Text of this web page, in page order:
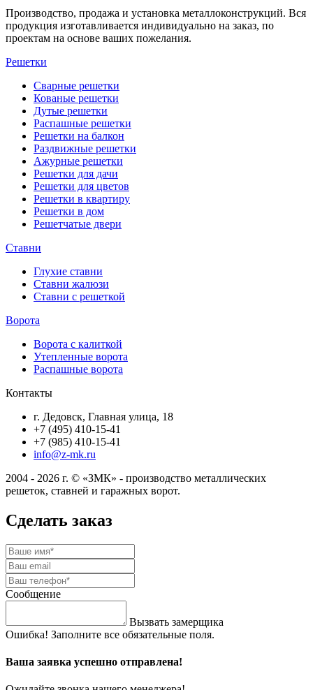
Производство, продажа и установка металлоконструкций. Вся
продукция изготавливается индивидуально на заказ, по
проектам на основе ваших пожелания.
Решетки
Сварные решетки
Кованые решетки
Дутые решетки
Распашные решетки
Решетки на балкон
Раздвижные решетки
Ажурные решетки
Решетки для дачи
Решетки для цветов
Решетки в квартиру
Решетки в дом
Решетчатые двери
Ставни
Глухие ставни
Ставни жалюзи
Ставни с решеткой
Ворота
Ворота с калиткой
Утепленные ворота
Распашные ворота
Контакты
г. Дедовск, Главная улица, 18
+7 (495) 410-15-41
+7 (985) 410-15-41
info@z-mk.ru
2004 - 2026 г. © «ЗМК» - производство металлических
решеток, ставней и гаражных ворот.
Сделать заказ
Сообщение
Вызвать замерщика
Ошибка! Заполните все обязательные поля.
Ваша заявка успешно отправлена!